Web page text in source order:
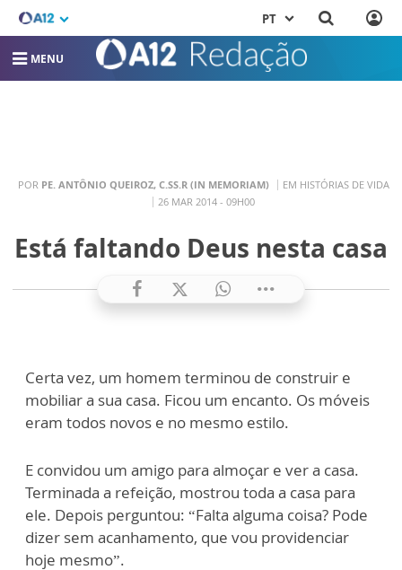
PT
MENU
POR PE. ANTÔNIO QUEIROZ, C.SS.R (IN MEMORIAM)
EM HISTÓRIAS DE VIDA
26 MAR 2014 - 09H00
Está faltando Deus nesta casa
Certa vez, um homem terminou de construir e
mobiliar a sua casa. Ficou um encanto. Os móveis
eram todos novos e no mesmo estilo.
E convidou um amigo para almoçar e ver a casa.
Terminada a refeição, mostrou toda a casa para
ele. Depois perguntou: “Falta alguma coisa? Pode
dizer sem acanhamento, que vou providenciar
hoje mesmo”.